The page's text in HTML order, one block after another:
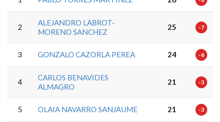
2
ALEJANDRO LABROT-
MORENO SANCHEZ
25 -7
3 GONZALO CAZORLA PEREA 24 -6
4
CARLOS BENAVIDES
ALMAGRO
21 -3
5 OLAIA NAVARRO SANJAUME 21 -3